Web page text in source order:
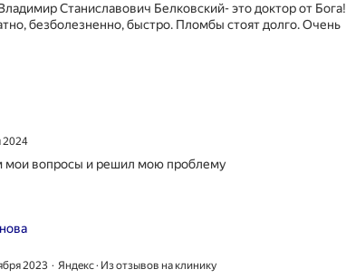
Станиславович Белковский- это доктор от Бога!
безболезненно, быстро. Пломбы стоят долго. Очень
2024
мои вопросы и решил мою проблему
2023
Яндекс · Из отзывов на клинику